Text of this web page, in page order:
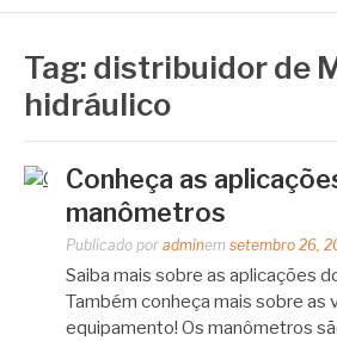
Tag: distribuidor de
hidráulico
Conheça as
manômetros
Publicado por adminem setembro 26,
Saiba mais sobre as aplicações
Também conheça mais sobre as
equipamento! Os manômetros